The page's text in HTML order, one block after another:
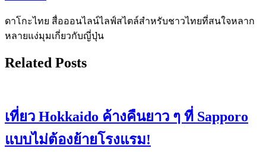
ดาโกะไทย สื่อออนไลน์ไลฟ์สไตล์สำหรับชาวไทยที่สนใจหลาก
หลายแง่มุมเกี่ยวกับญี่ปุ่น
Related Posts
เที่ยว Hokkaido ค้างคืนยาว ๆ ที่ Sapporo
แบบไม่ต้องย้ายโรงแรม!